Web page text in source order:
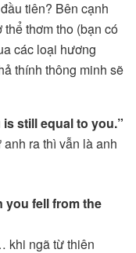
tiên? Bên cạnh
thơm tho (bạn có
các loại hương
thính thông minh sẽ
is still equal to you.”
ra thì vẫn là anh
fell from the
khi ngã từ thiên